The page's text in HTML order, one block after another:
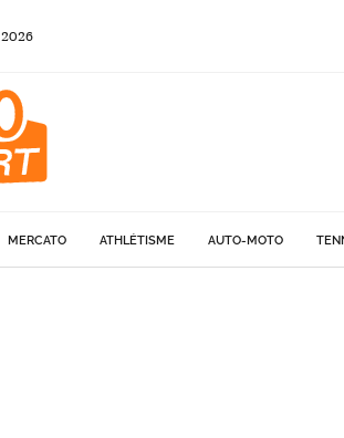
2026
MERCATO ATHLÉTISME AUTO-MOTO